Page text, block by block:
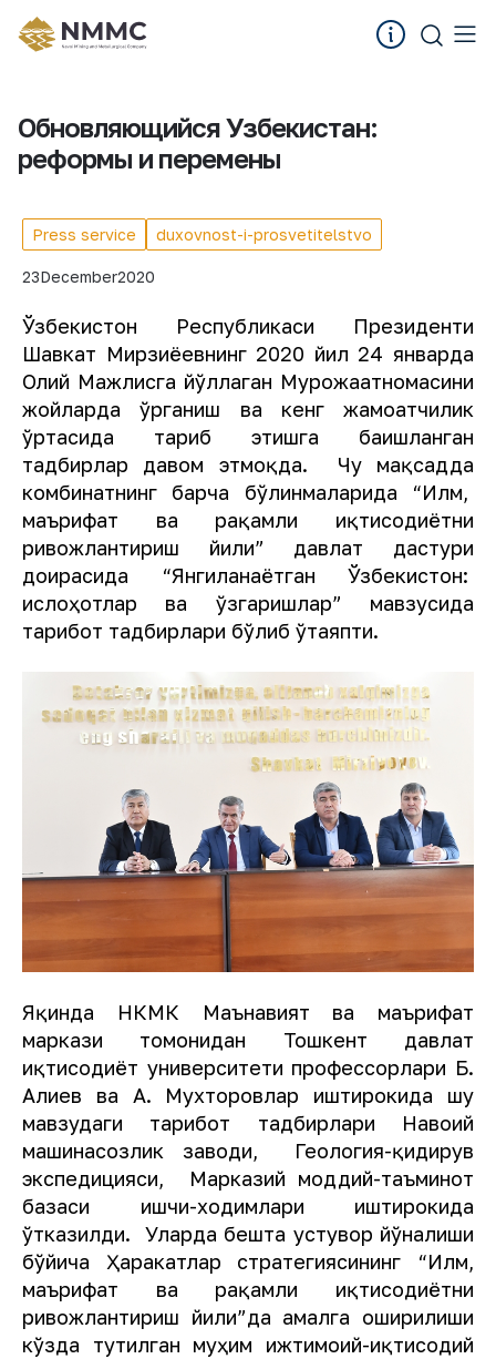
Обновляющийся Узбекистан:
реформы и перемены
Press service duxovnost-i-prosvetitelstvo
23December2020
Ўзбекистон Республикаси Президенти
Шавкат Мирзиёевнинг 2020 йил 24 январда
Олий Мажлисга йўллаган Мурожаатномасини
жойларда ўрганиш ва кенг жамоатчилик
ўртасида тарғиб этишга бағишланган
тадбирлар давом этмоқда. Чу мақсадда
комбинатнинг барча бўлинмаларида “Илм,
маърифат ва рақамли иқтисодиётни
ривожлантириш йили” давлат дастури
доирасида “Янгиланаётган Ўзбекистон:
ислоҳотлар ва ўзгаришлар” мавзусида
тарғибот тадбирлари бўлиб ўтаяпти.
Яқинда НКМК Маънавият ва маърифат
маркази томонидан Тошкент давлат
иқтисодиёт университети профессорлари Б.
Алиев ва А. Мухторовлар иштирокида шу
мавзудаги тарғибот тадбирлари Навоий
машинасозлик заводи, Геология-қидирув
экспедицияси, Марказий моддий-таъминот
базаси ишчи-ходимлари иштирокида
ўтказилди. Уларда бешта устувор йўналиши
бўйича Ҳаракатлар стратегиясининг “Илм,
маърифат ва рақамли иқтисодиётни
ривожлантириш йили”да амалга оширилиши
кўзда тутилган муҳим ижтимоий-иқтисодий